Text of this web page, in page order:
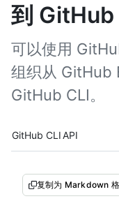
到
可以使用
组织从 GitHub
GitHub CLI。
Tool
GitHub CLIAPI
复制为 Markdown